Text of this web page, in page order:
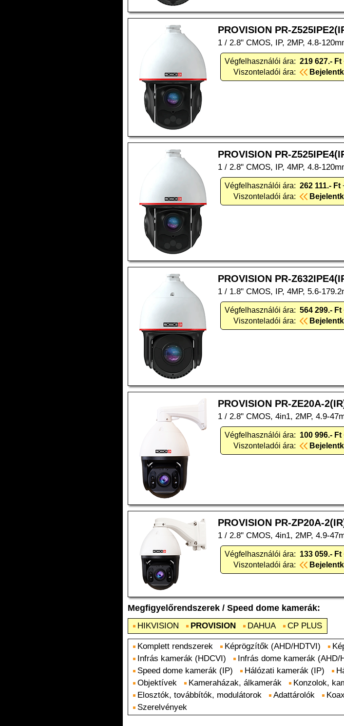
PROVISION PR-
1 / 2.8" CMOS, IP, 2MP, 4.8-
Végfelhasználói ára: 219 627.- Ft
Viszonteladói ára:
PROVISION PR-
1 / 2.8" CMOS, IP, 4MP, 4.8-
Végfelhasználói ára: 262 111.- Ft
Viszonteladói ára:
PROVISION PR-
1 / 1.8" CMOS, IP, 4MP, 5.6-
Végfelhasználói ára: 564 299.- Ft
Viszonteladói ára:
PROVISION PR-ZE20A-
1 / 2.8" CMOS, 4in1, 2MP, 4.9-
Végfelhasználói ára: 100 996.- Ft
Viszonteladói ára:
PROVISION PR-ZP20A-
1 / 2.8" CMOS, 4in1, 2MP, 4.9-
Végfelhasználói ára: 133 059.- Ft
Viszonteladói ára:
Megfigyelőrendszerek / Speed dome kamerák:
HIKVISION PROVISION DAHUA CP PLUS
Komplett rendszerek Képrögzítők (AHD/HDTVI)
Infrás kamerák (HDCVI)
Infrás dome kamerák (AHD/
Speed dome kamerák (IP)
Hálózati kamerák (IP)
Objektívek
Kameraházak, álkamerák Konzolok,
Elosztók, továbbítók, modulátorok
Adattárolók
Szerelvények